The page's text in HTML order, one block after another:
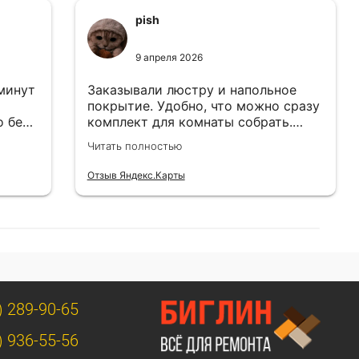
без
pish
9 апреля 2026
Заказывали люстру и напольное
покрытие. Удобно, что можно сразу
комплект для комнаты собрать.
Цены адекватные.
Читать полностью
Отзыв Яндекс.Карты
289-90-65
936-55-56